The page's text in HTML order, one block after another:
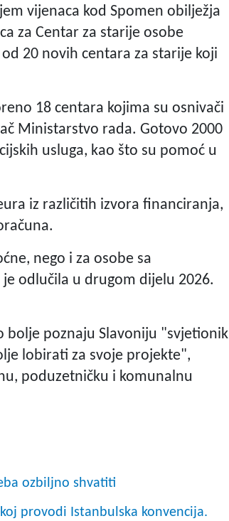
vijenaca kod Spomen obilježja
za Centar za starije osobe
20 novih centara za starije koji
18 centara kojima su osnivači
Ministarstvo rada. Gotovo 2000
usluga, kao što su pomoć u
iz različitih izvora financiranja,
nego i za osobe sa
odlučila u drugom dijelu 2026.
bolje poznaju Slavoniju "svjetionik
lobirati za svoje projekte",
poduzetničku i komunalnu
ozbiljno shvatiti
provodi Istanbulska konvencija.